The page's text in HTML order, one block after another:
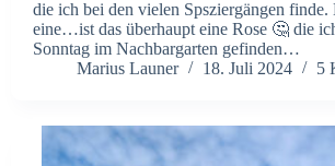
die ich bei den vielen Spsziergängen finde.
eine…ist das überhaupt eine Rose 🤔 die
Sonntag im Nachbargarten gefinden…
Marius Launer
18. Juli 2024 5